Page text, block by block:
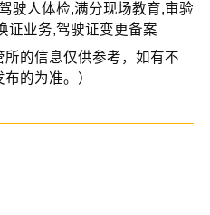
驶人体检,满分现场教育,审验
证业务,驾驶证变更备案
所的信息仅供参考，如有不
的为准。）